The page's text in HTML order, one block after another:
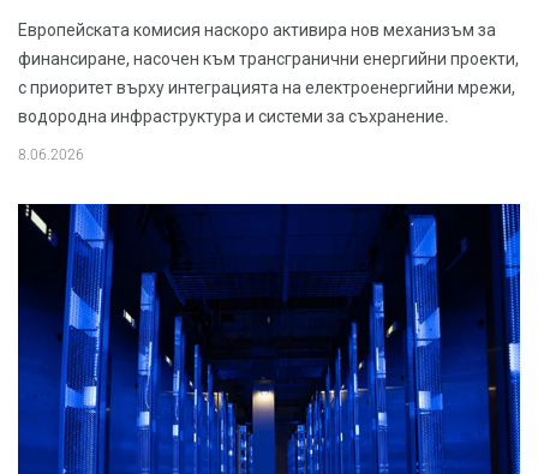
Европейската комисия наскоро активира нов механизъм за
финансиране, насочен към трансгранични енергийни проекти,
с приоритет върху интеграцията на електроенергийни мрежи,
водородна инфраструктура и системи за съхранение.
8.06.2026